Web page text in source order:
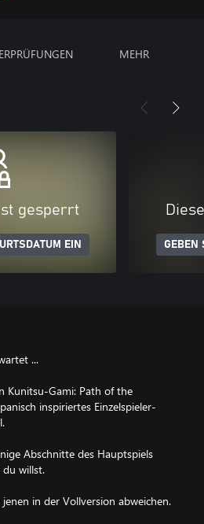
MEHR
gesperrt
EIN GEBEN
...
Kunitsu-Gami: Path of the
inspiriertes Einzelspieler-
Abschnitte des Hauptspiels
willst.
in der Vollversion abweichen.